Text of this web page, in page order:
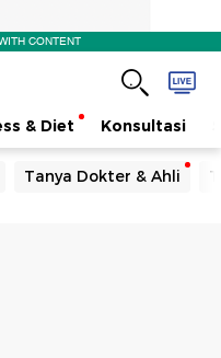
CONTENT
& Diet Konsultasi
Tanya Dokter & Ahli